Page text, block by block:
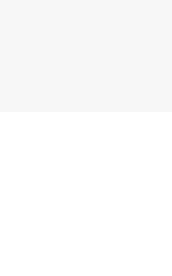
цветовых